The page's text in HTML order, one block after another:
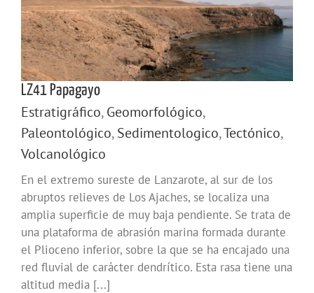
LZ41 Papagayo
Estratigráfico,Geomorfológico,
Paleontológico,Sedimentologico,Tectónico,
Volcanológico
En el extremo sureste de Lanzarote, al sur de los
abruptos relieves de Los Ajaches, se localiza una
amplia superficie de muy baja pendiente. Se trata de
una plataforma de abrasión marina formada durante
el Plioceno inferior, sobre la que se ha encajado una
red fluvial de carácter dendrítico. Esta rasa tiene una
altitud media [...]